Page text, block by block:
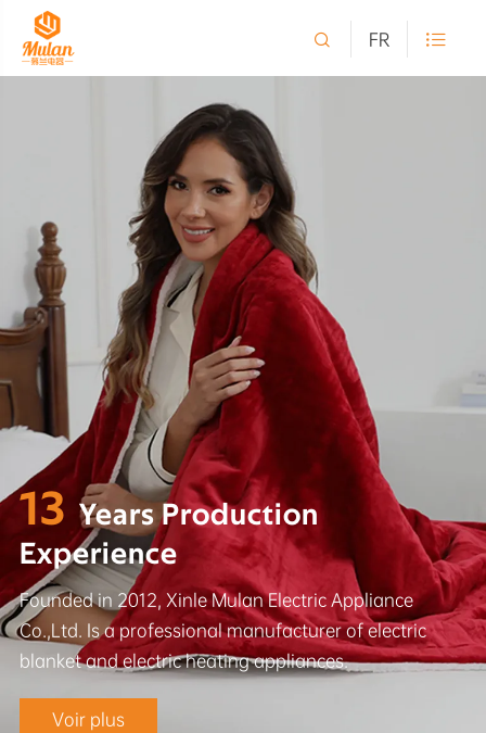
 FR 
13 Years Production
Experience
Founded in 2012, Xinle Mulan Electric Appliance
Co.,Ltd. Is a professional manufacturer of electric
blanket and electric heating appliances.
Voir plus